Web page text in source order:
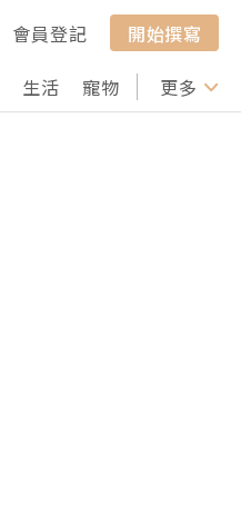
會員登記
開始撰寫
生活 寵物 行山 打卡
更多